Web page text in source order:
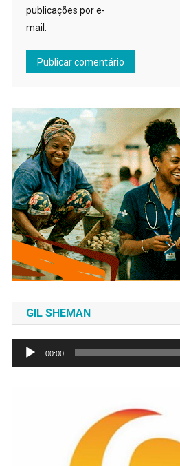
publicações por e-
mail.
GIL SHEMAN
Tocador
00:00